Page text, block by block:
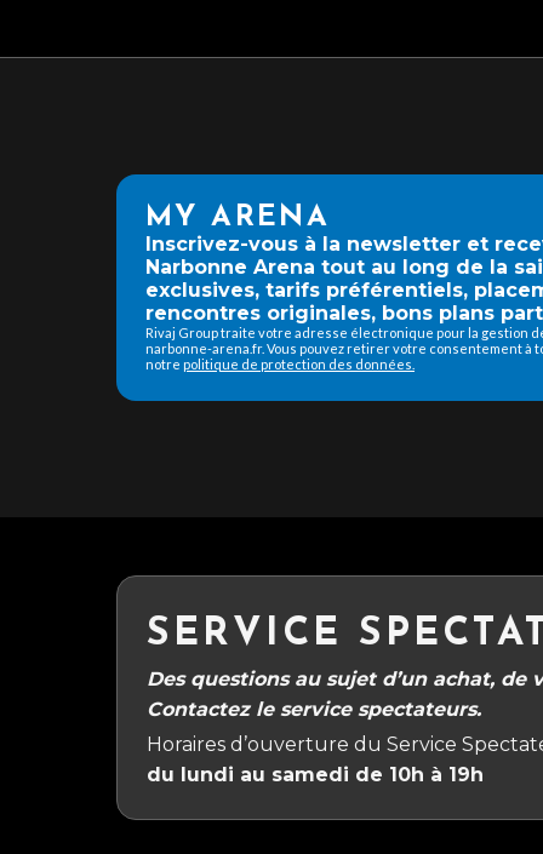
MY ARENA
Inscrivez-vous à la newsletter et
Narbonne Arena tout au long de la
exclusives, tarifs préférentiels,
rencontres originales, bons plans
Rivaj Group traite votre adresse électronique pour la gestion
narbonne-arena.fr. Vous pouvez retirer votre consentement à
notre politique de protection des données.
SERVICE
Des questions au sujet d’un achat, de
Contactez le service spectateurs.
Horaires d’ouverture du Service
du lundi au samedi de 10h à 19h